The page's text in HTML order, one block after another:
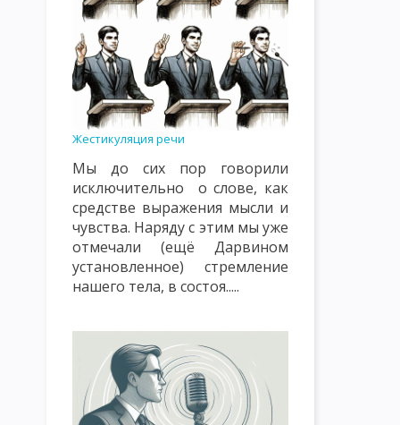
ПРИНЦИП ОБЩЕСТВЕННОЙ НАПРАВЛЕННОСТИ, СВЯЗИ С
ПРИНЦИП СУБЪЕКТ-СУБЪЕКТНЫЙ ХАРАКТЕР
ПРИНЦИП НАСТУПАТЕЛЬНОСТИ И АКТИВНОСТИ,
ПРИНЦИП ГУМАНИЗМА И ДЕМОКРАТИЗМА, ВЫСОКОЙ
ПРИНЦИПЫ, КАСАЮЩИЕСЯ СУБЪЕКТОВ ВОСПИТАНИЯ И
СОДЕРЖАНИЕ ВОСПИТАНИЯ КАК ПЕДАГОГИЧЕСКАЯ ПРОБЛЕМА
ОСНОВНАЯ ЦЕЛЬ И ЗАДАЧИ НАЦИОНАЛЬНОГО ВОСПИТАНИЯ
ПОНЯТИЕ О МЕТОДАХ ВОСПИТАНИЯ КЛАССИФИКАЦИЯ
ОСНОВНЫЕ ВОСПИТАТЕЛЬНЫЕ ФУНКЦИИ УЧЕБНОЙ СРЕДЫ
ЭТАПЫ И ПРИНЦИПЫ САМОВОСПИТАНИЯ
ОСНОВЫ ПЕДАГОГИЧЕСКОГО МАСТЕРСТВА
Жестикуляция речи
Мы до сих пор говорили
исключительно о слове, как
средстве выражения мысли и
чувства. Наряду с этим мы уже
отмечали (ещё Дарвином
установленное) стремление
нашего тела, в состоя.....